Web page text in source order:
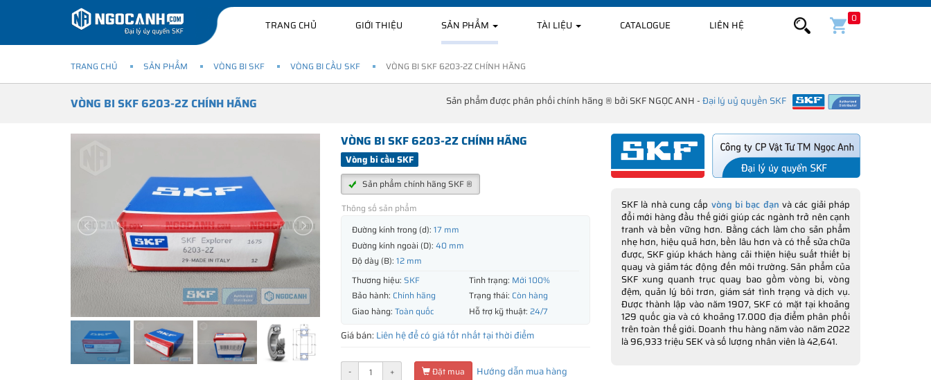
TRANG CHỦ GIỚI THIỆU SẢN PHẨM TÀI LIỆU CATALOGUE LIÊN HỆ
0
TRANG CHỦ SẢN PHẨM VÒNG BI SKF VÒNG BI CẦU SKF VÒNG BI SKF 6203-2Z CHÍNH HÃNG
VÒNG BI SKF 6203-2Z CHÍNH HÃNG Sản phẩm được phân phối chính hãng ® bởi SKF NGỌC ANH -Đại lý uỷ quyền SKF
VÒNG BI SKF 6203-2Z CHÍNH HÃNG
Vòng bi cầu SKF
Sản phẩm chính hãng SKF ®
Thông số sản phẩm
Đường kính trong (d): 17 mm
Đường kính ngoài (D): 40 mm
Độ dày (B): 12 mm
Thương hiệu: SKF Tình trạng: Mới 100%
Bảo hành: Chính hãng Trạng thái: Còn hàng
Giao hàng: Toàn quốc Hỗ trợ kỹ thuật: 24/7
Giá bán: Liên hệ để có giá tốt nhất tại thời điểm
- + Đặt mua Hướng dẫn mua hàng
SKF là nhà cung cấp vòng bi bạc đạn và các giải pháp
đổi mới hàng đầu thế giới giúp các ngành trở nên cạnh
tranh và bền vững hơn. Bằng cách làm cho sản phẩm
nhẹ hơn, hiệu quả hơn, bền lâu hơn và có thể sửa chữa
được, SKF giúp khách hàng cải thiện hiệu suất thiết bị
quay và giảm tác động đến môi trường. Sản phẩm của
SKF xung quanh trục quay bao gồm vòng bi, vòng
đệm, quản lý bôi trơn, giám sát tình trạng và dịch vụ.
Được thành lập vào năm 1907, SKF có mặt tại khoảng
129 quốc gia và có khoảng 17.000 địa điểm phân phối
trên toàn thế giới. Doanh thu hàng năm vào năm 2022
là 96,933 triệu SEK và số lượng nhân viên là 42,641.